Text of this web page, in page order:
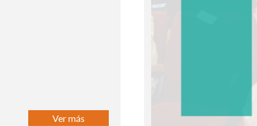
Ver más